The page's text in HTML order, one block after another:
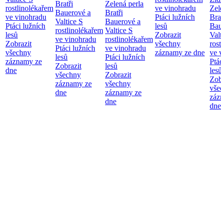
rostlinolékařem
ve vinohradu
Ptáci lužních
lesů
Zobrazit
všechny
záznamy ze
dne
Bratři
Bauerové a
Valtice S
rostlinolékařem
ve vinohradu
Ptáci lužních
lesů
Zobrazit
všechny
záznamy ze
dne
Zelená perla
Bratři
Bauerové a
Valtice S
rostlinolékařem
ve vinohradu
Ptáci lužních
lesů
Zobrazit
všechny
záznamy ze
dne
ve vinohradu
Ptáci lužních
lesů
Zobrazit
všechny
záznamy ze dne ve
dne